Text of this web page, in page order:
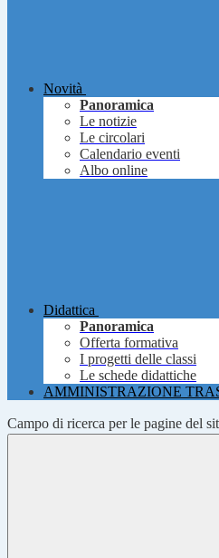
Novità
Panoramica
Le notizie
Le circolari
Calendario eventi
Albo online
Didattica
Panoramica
Offerta formativa
I progetti delle classi
Le schede didattiche
AMMINISTRAZIONE
Campo di ricerca per le pagine del